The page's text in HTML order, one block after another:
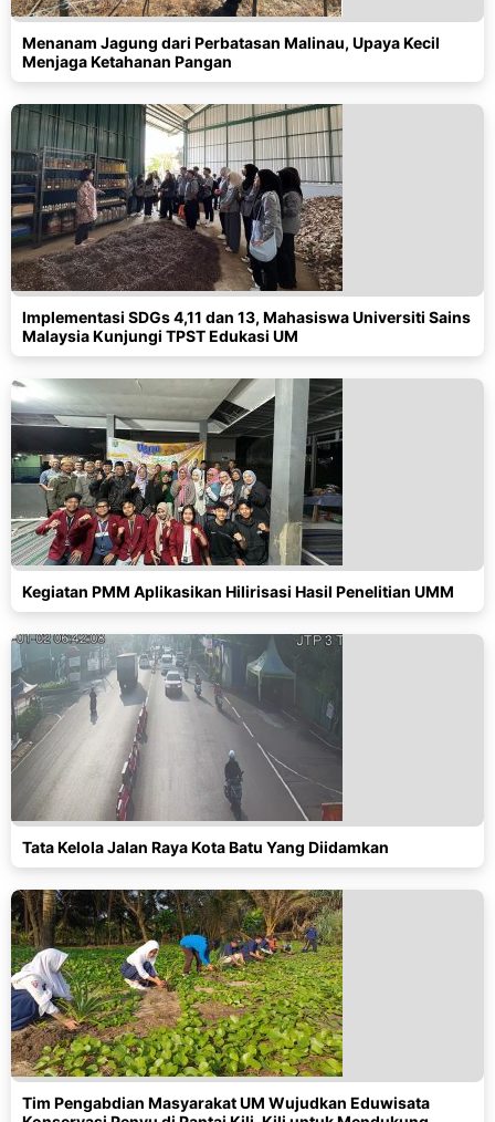
Menanam Jagung dari Perbatasan Malinau, Upaya Kecil
Menjaga Ketahanan Pangan
Implementasi SDGs 4,11 dan 13, Mahasiswa Universiti Sains
Malaysia Kunjungi TPST Edukasi UM
Kegiatan PMM Aplikasikan Hilirisasi Hasil Penelitian UMM
Tata Kelola Jalan Raya Kota Batu Yang Diidamkan
Tim Pengabdian Masyarakat UM Wujudkan Eduwisata